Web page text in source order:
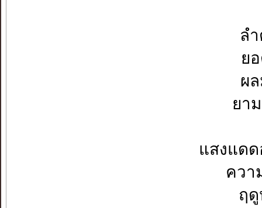
ล
ย
ผ
ยา
แสงแด
ควา
ฤ